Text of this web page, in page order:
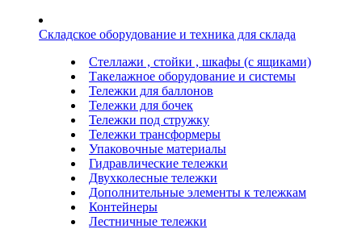
Складское оборудование и техника для склада
Стеллажи , стойки , шкафы (с ящиками)
Такелажное оборудование и системы
Тележки для баллонов
Тележки для бочек
Тележки под стружку
Тележки трансформеры
Упаковочные материалы
Гидравлические тележки
Двухколесные тележки
Дополнительные элементы к тележкам
Контейнеры
Лестничные тележки